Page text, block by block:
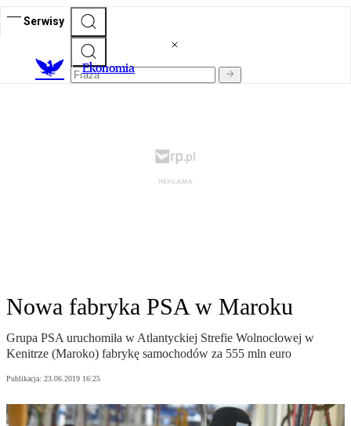
Serwisy
Ekonomia
Nowa fabryka PSA w Maroku
Grupa PSA uruchomiła w Atlantyckiej Strefie Wolnocłowej w
Kenitrze (Maroko) fabrykę samochodów za 555 mln euro
Publikacja: 23.06.2019 16:25